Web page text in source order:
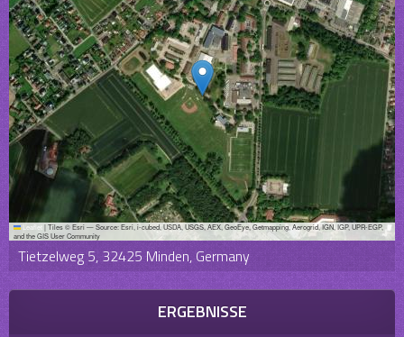
Leaflet |Tiles © Esri — Source: Esri, i-cubed, USDA, USGS, AEX, GeoEye, Getmapping, Aerogrid, IGN, IGP, UPR-EGP,
and the GIS User Community
Tietzelweg 5, 32425 Minden, Germany
ERGEBNISSE